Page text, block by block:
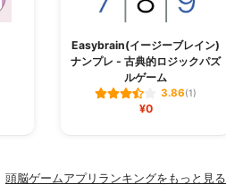
Easybrain(イージーブレイン)
ナンプレ - 古典的ロジックパズ
ルゲーム
3.86(1)
¥0
頭脳ゲームアプリランキングをもっと見る